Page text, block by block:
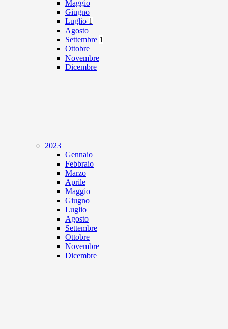
Maggio
Giugno
Luglio 1
Agosto
Settembre 1
Ottobre
Novembre
Dicembre
2023
Gennaio
Febbraio
Marzo
Aprile
Maggio
Giugno
Luglio
Agosto
Settembre
Ottobre
Novembre
Dicembre